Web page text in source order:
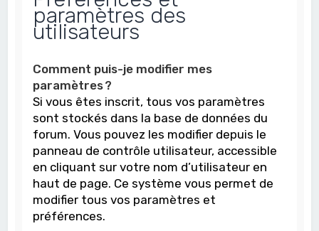
paramètres des
utilisateurs
Comment puis-je modifier mes
paramètres ?
Si vous êtes inscrit, tous vos paramètres
sont stockés dans la base de données du
forum. Vous pouvez les modifier depuis le
panneau de contrôle utilisateur, accessible
en cliquant sur votre nom d’utilisateur en
haut de page. Ce système vous permet de
modifier tous vos paramètres et
préférences.